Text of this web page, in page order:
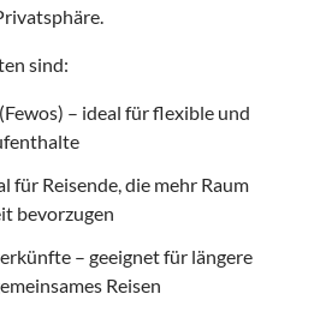
sind:
– ideal für flexible und
für Reisende, die mehr Raum
bevorzugen
– geeignet für längere
Reisen